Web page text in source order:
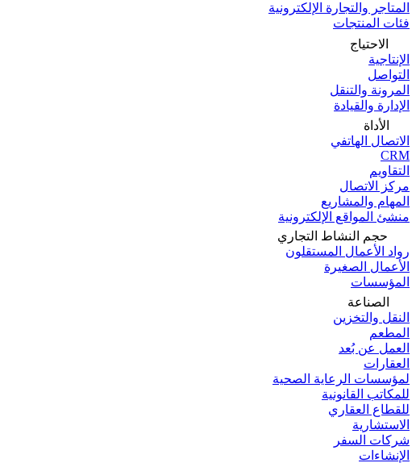
المتاجر والتجارة الإلكترونية
فئات المنتجات
الاحتياج
الإنتاجية
التواصل
المرونة والتنقل
الإدارة والقيادة
الأداة
الاتصال الهاتفي
CRM
التقاويم
مركز الاتصال
المهام والمشاريع
منشئ المواقع الإلكترونية
حجم النشاط التجاري
رواد الأعمال المستقلون
الأعمال الصغيرة
المؤسسات
الصناعة
النقل والتخزين
المطعم
العمل عن بُعد
العقارات
لمؤسسات الرعاية الصحية
للمكاتب القانونية
للقطاع العقاري
الاستشارية
شركات السفر
الإنشاءات